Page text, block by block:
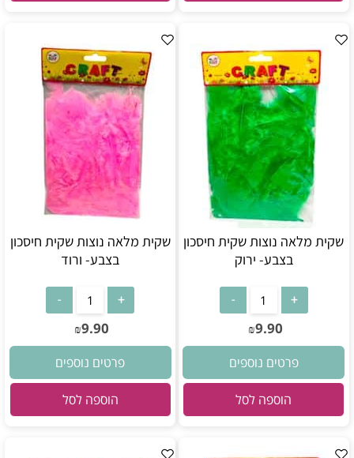
שקית מלאה נוצות שקית חיסכון
בצבע- ירוק
₪9.90
פרטים נוספים
הוספה לסל
שקית מלאה נוצות שקית חיסכון
בצבע- ורוד
₪9.90
פרטים נוספים
הוספה לסל